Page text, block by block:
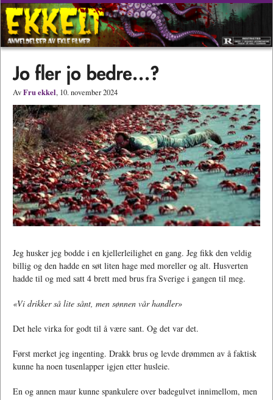
AvFru ekkel, 10. november 2024
Jeg husker jeg bodde i en kjellerleilighet en gang. Jeg fikk den veldig
billig og den hadde en søt liten hage med moreller og alt. Husverten
hadde til og med satt 4 brett med brus fra Sverige i gangen til meg.
«Vi drikker så lite sånt, men sønnen vår handler»
Det hele virka for godt til å være sant. Og det var det.
Først merket jeg ingenting. Drakk brus og levde drømmen av å faktisk
kunne ha noen tusenlapper igjen etter husleie.
En og annen maur kunne spankulere over badegulvet innimellom, men